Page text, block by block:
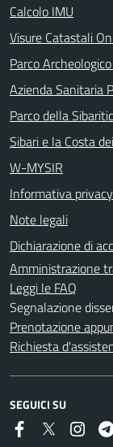
Calcolo IMU
Visure Catastali
Parco
Azienda Sanitaria
Parco della
Sibari e la Costa
W-MYSIR
Informativa privacy
Note legali
Dichiarazione di
Amministrazione
Leggi le FAQ
Segnalazione
Prenotazione
Richiesta
SEGUICI SU